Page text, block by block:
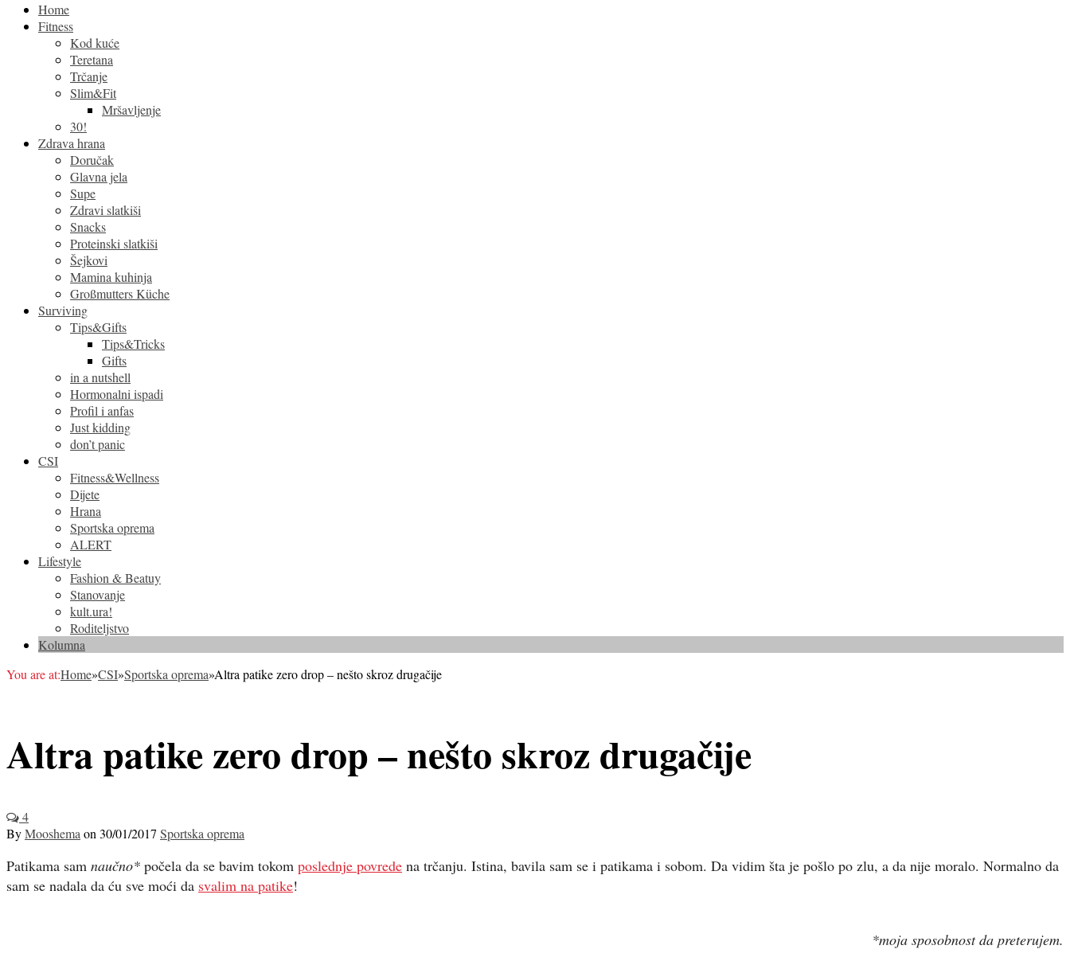
Home
Fitness
Kod kuće
Teretana
Trčanje
Slim&Fit
Mršavljenje
30!
Zdrava hrana
Doručak
Glavna jela
Supe
Zdravi slatkiši
Snacks
Proteinski slatkiši
Šejkovi
Mamina kuhinja
Großmutters Küche
Surviving
Tips&Gifts
Tips&Tricks
Gifts
in a nutshell
Hormonalni ispadi
Profil i anfas
Just kidding
don’t panic
CSI
Fitness&Wellness
Dijete
Hrana
Sportska oprema
ALERT
Lifestyle
Fashion & Beatuy
Stanovanje
kult.ura!
Roditeljstvo
Kolumna
You are at:Home»CSI»Sportska oprema»Altra patike zero drop – nešto skroz drugačije
Altra patike zero drop – nešto skroz drugačije
4
ByMooshema on 30/01/2017 Sportska oprema
Patikama sam naučno* počela da se bavim tokom poslednje povrede na trčanju. Istina, bavila sam se i patikama i sobom. Da vidim šta je pošlo po zlu, a da nije moralo. Normalno da
sam se nadala da ću sve moći da svalim na patike!
*moja sposobnost da preterujem.